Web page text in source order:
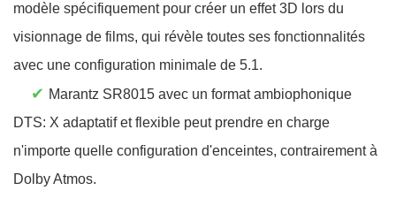
modèle spécifiquement pour créer un effet 3D lors du
visionnage de films, qui révèle toutes ses fonctionnalités
avec une configuration minimale de 5.1.
✔ Marantz SR8015 avec un format ambiophonique
DTS: X adaptatif et flexible peut prendre en charge
n'importe quelle configuration d'enceintes, contrairement à
Dolby Atmos.